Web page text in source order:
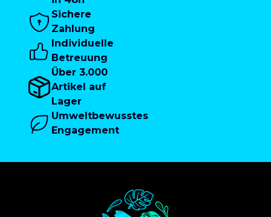
Sichere
Zahlung
Individuelle
Betreuung
Über 3.000
Artikel auf
Lager
Umweltbewusstes
Engagement